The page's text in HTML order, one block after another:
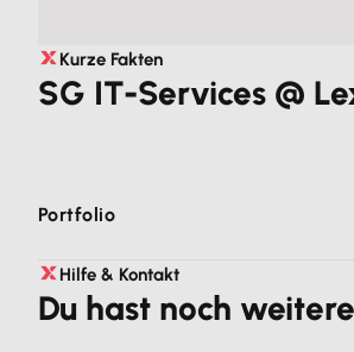
Kurze Fakten
SG IT-Services @
Portfolio
SG IT Services ist dein Partner
ist. Wir entwickeln
Drive, Microsoft 365, uvm.
Hilfe & Kontakt
Du hast noch